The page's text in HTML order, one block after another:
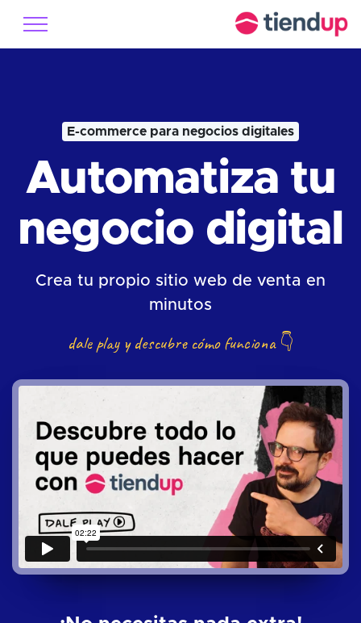
E-commerce para negocios digitales
Automatiza tu
negocio digital
Crea tu propio sitio web de venta en
minutos
dale play y descubre cómo funciona 👇